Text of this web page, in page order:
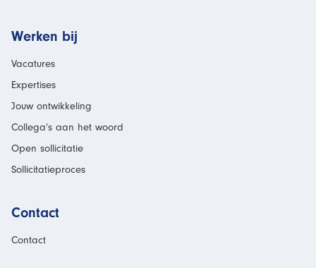
Werken bij
Vacatures
Expertises
Jouw ontwikkeling
Collega’s aan het woord
Open sollicitatie
Sollicitatieproces
Contact
Contact